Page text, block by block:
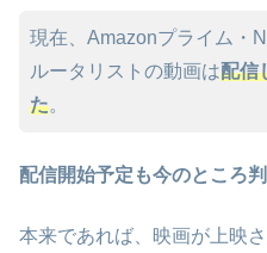
現在、Amazonプライム・
ルータリストの動画は配信
た。
配信開始予定も今のところ
本来であれば、映画が上映